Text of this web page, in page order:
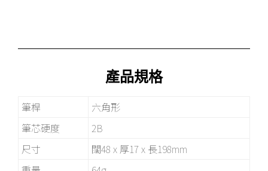
產品規格
筆桿
六角形
筆芯硬度
2B
尺寸
闊48 x 厚17 x 長198mm